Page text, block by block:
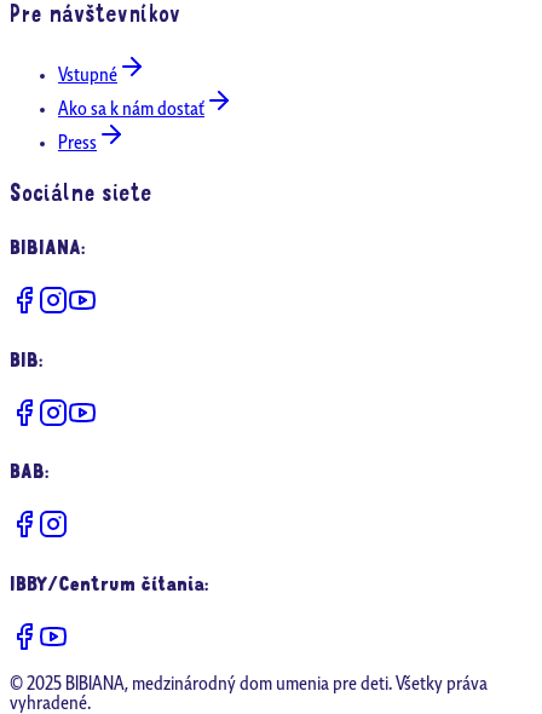
Pre návštevníkov
Vstupné
Ako sa k nám dostať
Press
Sociálne siete
BIBIANA:
BIB:
BAB:
IBBY/Centrum čítania:
© 2025 BIBIANA, medzinárodný dom umenia pre deti. Všetky práva
vyhradené.